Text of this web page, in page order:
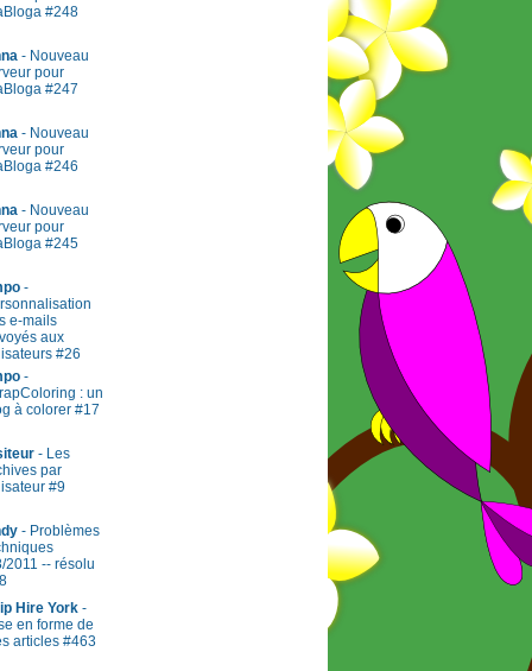
#248
- Nouveau
pour
#247
- Nouveau
pour
#246
- Nouveau
pour
#245
-
e-mails
aux
#26
-
: un
à colorer #17
- Les
par
#9
- Problèmes
2011 -- résolu
Hire York -
en forme de
articles #463